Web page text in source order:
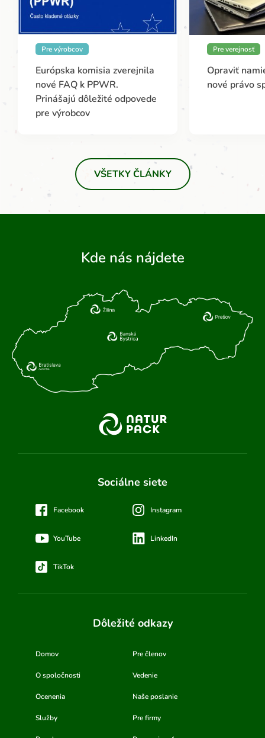
Pre výrobcov
Európska komisia zverejnila
nové FAQ k PPWR.
Prinášajú dôležité odpovede
pre výrobcov
Pre verejnosť
Opraviť
nové právo
VŠETKY ČLÁNKY
Kde nás nájdete
Sociálne siete
Facebook Instagram
YouTube LinkedIn
TikTok
Dôležité odkazy
Domov Pre členov
O spoločnosti Vedenie
Ocenenia Naše poslanie
Služby Pre firmy